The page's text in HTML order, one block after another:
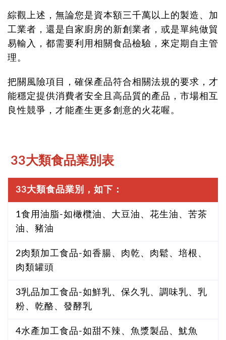
綜觀上述，無論您是資本額三千萬以上的製造、加
工業者，還是自家廚房的新創業者，或是單純做貿
易輸入，都需要利用相關食品檢驗，來定期自主管
理。
把關風險項目，確保產品符合相關法規的要求，才
能穩定提供消費者安全且高品質的產品，市場相互
良性競爭，才能產生更多創意的火花喔。
33大類食品業別表
33大類食品業別，如下：
1食用油脂-如橄欖油、大豆油、花生油、苦茶
油、豬油
2肉類加工食品-如香腸、肉乾、肉鬆、培根、
肉類罐頭
3乳品加工食品-如鮮乳、保久乳、調味乳、乳
粉、乾酪、發酵乳
4水產加工食品-如甜不辣、魚漿製品、魷魚